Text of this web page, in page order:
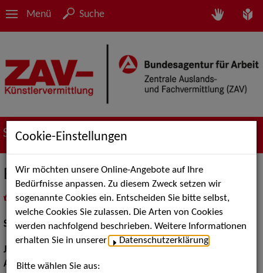
Menü Suche
Suche nach Künstler*innen
Elisa Afie Agbaglah
als PDF speichern
inMeine Merklistelegen
Schauspiel:Bühne
Jahrgang:
Augenfarbe:braun
Cookie-Einstellungen
Wir möchten unsere Online-Angebote auf Ihre
Bedürfnisse anpassen. Zu diesem Zweck setzen wir
sogenannte Cookies ein. Entscheiden Sie bitte selbst,
welche Cookies Sie zulassen. Die Arten von Cookies
werden nachfolgend beschrieben. Weitere Informationen
erhalten Sie in unserer
Datenschutzerklärung
Bitte wählen Sie aus: